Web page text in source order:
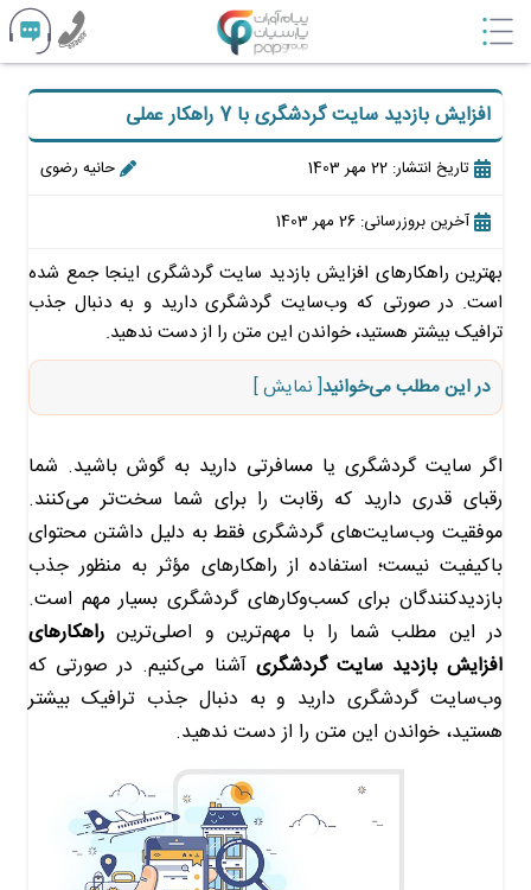
افزایش بازدید سایت گردشگری با 7 راهکار عملی
تاریخ انتشار: 22 مهر 1403 حانیه رضوی
آخرین بروزرسانی: 26 مهر 1403
بهترین راهکارهای افزایش بازدید سایت‌ گردشگری اینجا جمع شده
است. در صورتی که وب‌سایت گردشگری دارید و به دنبال جذب
ترافیک بیشتر هستید، خواندن این متن را از دست ندهید.
در این مطلب می‌خوانید[ نمایش ]
اگر سایت گردشگری یا مسافرتی دارید به گوش باشید. شما
رقبای قدری دارید که رقابت را برای شما سخت‌تر می‌کنند.
موفقیت وب‌سایت‌های گردشگری فقط به دلیل داشتن محتوای
باکیفیت نیست؛ استفاده از راهکارهای مؤثر به منظور جذب
بازدیدکنندگان برای کسب‌وکارهای گردشگری بسیار مهم است.
در این مطلب شما را با مهم‌ترین و اصلی‌ترین راهکارهای
افزایش بازدید سایت‌ گردشگری آشنا می‌کنیم. در صورتی که
وب‌سایت گردشگری دارید و به دنبال جذب ترافیک بیشتر
هستید، خواندن این متن را از دست ندهید.